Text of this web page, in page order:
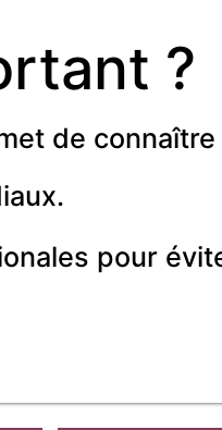
?
de
pour